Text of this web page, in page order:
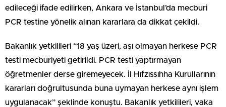
edileceği ifade edilirken, Ankara ve İstanbul’da mecburi
PCR testine yönelik alınan kararlara da dikkat çekildi.
Bakanlık yetkilileri “18 yaş üzeri, aşı olmayan herkese PCR
testi mecburiyeti getirildi. PCR testi yaptırmayan
öğretmenler derse giremeyecek. İl Hıfzıssıhha Kurullarının
kararları doğrultusunda buna uymayan herkese aynı işlem
uygulanacak” şeklinde konuştu. Bakanlık yetkilileri, vaka